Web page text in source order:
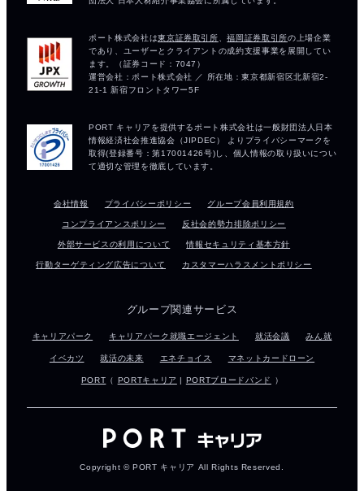
会社情報 プライバシーポリシー グループ会員利用規約
コンプライアンスポリシー 反社会的勢力排除ポリシー
外部サービスの利用について 情報セキュリティ基本方針
行動ターゲティング広告について カスタマーハラスメントポリシー